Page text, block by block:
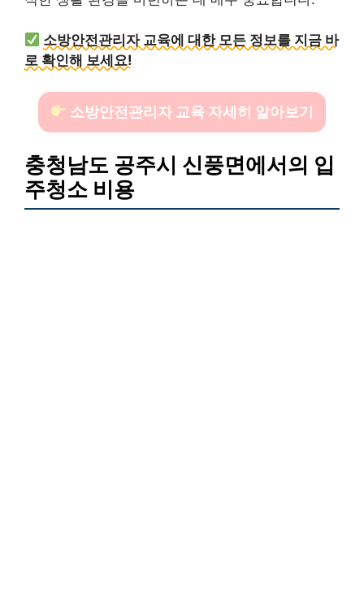
소방안전관리자 교육에 대한 모든 정보를 지금 바
로 확인해 보세요!
소방안전관리자 교육 자세히 알아보기
충청남도 공주시 신풍면에서의 입
주청소 비용